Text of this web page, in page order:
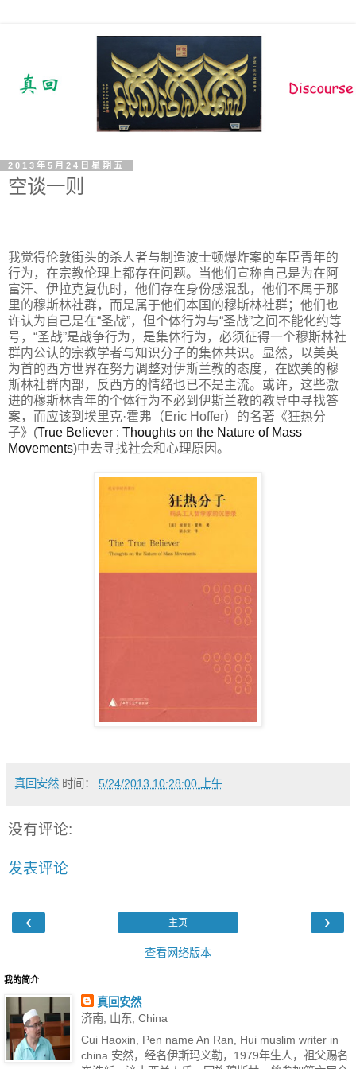
2013年5月24日星期五
空谈一则
我觉得伦敦街头的杀人者与制造波士顿爆炸案的车臣青年的
行为，在宗教伦理上都存在问题。当他们宣称自己是为在阿
富汗、伊拉克复仇时，他们存在身份感混乱，他们不属于那
里的穆斯林社群，而是属于他们本国的穆斯林社群；他们也
许认为自己是在“圣战”，但个体行为与“圣战”之间不能化约等
号，“圣战”是战争行为，是集体行为，必须征得一个穆斯林社
群内公认的宗教学者与知识分子的集体共识。显然，以美英
为首的西方世界在努力调整对伊斯兰教的态度，在欧美的穆
斯林社群内部，反西方的情绪也已不是主流。或许，这些激
进的穆斯林青年的个体行为不必到伊斯兰教的教导中寻找答
案，而应该到埃里克·霍弗（Eric Hoffer）的名著《狂热分
子》(True Believer : Thoughts on the Nature of Mass
Movements)中去寻找社会和心理原因。
真回安然 时间： 5/24/2013 10:28:00 上午
没有评论:
发表评论
‹ ›
主页
查看网络版本
我的简介
真回安然
济南, 山东, China
Cui Haoxin, Pen name An Ran, Hui muslim writer in
china 安然，经名伊斯玛义勒，1979年生人，祖父赐名